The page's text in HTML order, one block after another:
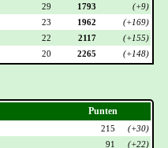
29 1793
(+9)
23 1962
(+169)
22 2117
(+155)
20 2265 (+148)
Punten
215
(+30)
91 (+22)